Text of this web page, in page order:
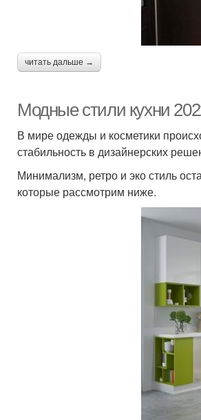
читать дальше →
Модные стили кухни
В мире одежды и косметики
стабильность в дизайнерских
Минимализм, ретро и эко стиль
которые рассмотрим ниже.